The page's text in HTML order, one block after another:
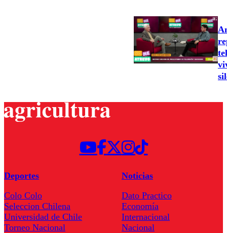
Deportes
Colo Colo
Seleccion Chilena
Universidad de Chile
Torneo Nacional
Noticias
Dato Practico
Economía
Internacional
Nacional